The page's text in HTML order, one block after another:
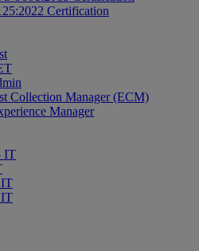
Certification
Collection Manager (ECM)
Manager
IT
IT